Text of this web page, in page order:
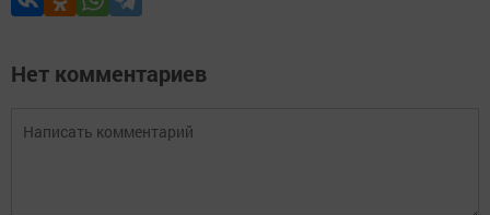
Нет комментариев